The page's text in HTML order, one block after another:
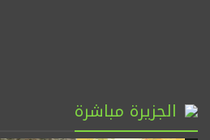
الجزيرة مباشرة